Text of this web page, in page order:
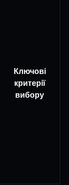
Ключові
критерії
вибору